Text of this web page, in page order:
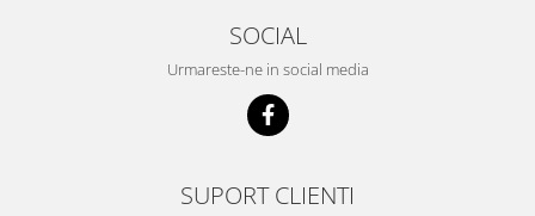
SOCIAL
Urmareste-ne in social media
SUPORT CLIENTI